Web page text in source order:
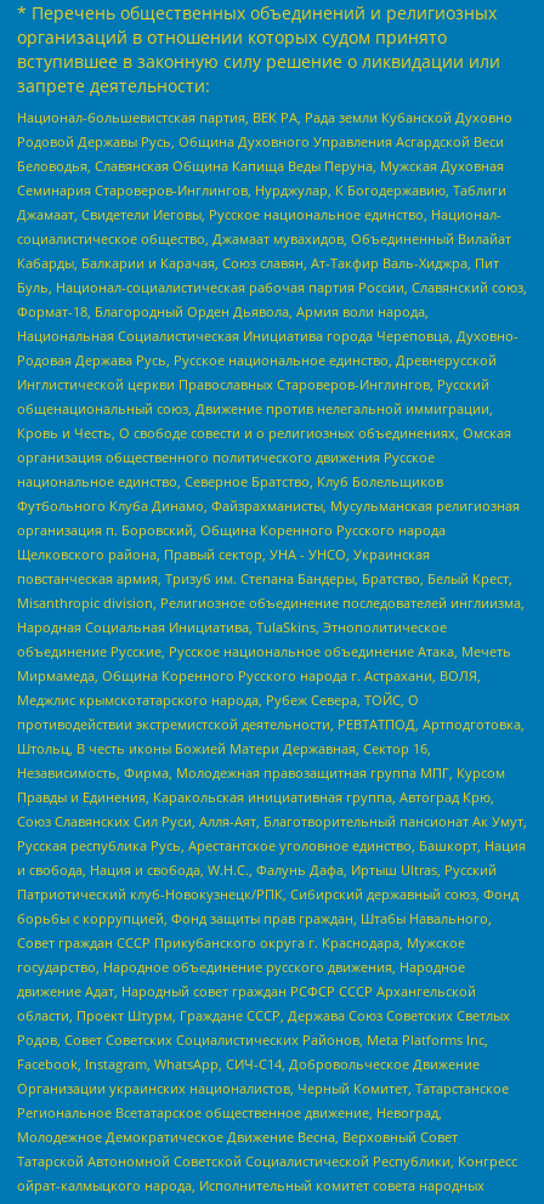
* Перечень общественных объединений и религиозных
организаций в отношении которых судом принято
вступившее в законную силу решение о ликвидации или
запрете деятельности:
Национал-большевистская партия, ВЕК РА, Рада земли Кубанской Духовно
Родовой Державы Русь, Община Духовного Управления Асгардской Веси
Беловодья, Славянская Община Капища Веды Перуна, Мужская Духовная
Семинария Староверов-Инглингов, Нурджулар, К Богодержавию, Таблиги
Джамаат, Свидетели Иеговы, Русское национальное единство, Национал-
социалистическое общество, Джамаат мувахидов, Объединенный Вилайат
Кабарды, Балкарии и Карачая, Союз славян, Ат-Такфир Валь-Хиджра, Пит
Буль, Национал-социалистическая рабочая партия России, Славянский союз,
Формат-18, Благородный Орден Дьявола, Армия воли народа,
Национальная Социалистическая Инициатива города Череповца, Духовно-
Родовая Держава Русь, Русское национальное единство, Древнерусской
Инглистической церкви Православных Староверов-Инглингов, Русский
общенациональный союз, Движение против нелегальной иммиграции,
Кровь и Честь, О свободе совести и о религиозных объединениях, Омская
организация общественного политического движения Русское
национальное единство, Северное Братство, Клуб Болельщиков
Футбольного Клуба Динамо, Файзрахманисты, Мусульманская религиозная
организация п. Боровский, Община Коренного Русского народа
Щелковского района, Правый сектор, УНА - УНСО, Украинская
повстанческая армия, Тризуб им. Степана Бандеры, Братство, Белый Крест,
Misanthropic division, Религиозное объединение последователей инглиизма,
Народная Социальная Инициатива, TulaSkins, Этнополитическое
объединение Русские, Русское национальное объединение Атака, Мечеть
Мирмамеда, Община Коренного Русского народа г. Астрахани, ВОЛЯ,
Меджлис крымскотатарского народа, Рубеж Севера, ТОЙС, О
противодействии экстремистской деятельности, РЕВТАТПОД, Артподготовка,
Штольц, В честь иконы Божией Матери Державная, Сектор 16,
Независимость, Фирма, Молодежная правозащитная группа МПГ, Курсом
Правды и Единения, Каракольская инициативная группа, Автоград Крю,
Союз Славянских Сил Руси, Алля-Аят, Благотворительный пансионат Ак Умут,
Русская республика Русь, Арестантское уголовное единство, Башкорт, Нация
и свобода, Нация и свобода, W.H.С., Фалунь Дафа, Иртыш Ultras, Русский
Патриотический клуб-Новокузнецк/РПК, Сибирский державный союз, Фонд
борьбы с коррупцией, Фонд защиты прав граждан, Штабы Навального,
Совет граждан СССР Прикубанского округа г. Краснодара, Мужское
государство, Народное объединение русского движения, Народное
движение Адат, Народный совет граждан РСФСР СССР Архангельской
области, Проект Штурм, Граждане СССР, Держава Союз Советских Светлых
Родов, Совет Советских Социалистических Районов, Meta Platforms Inc,
Facebook, Instagram, WhatsApp, СИЧ-С14, Добровольческое Движение
Организации украинских националистов, Черный Комитет, Татарстанское
Региональное Всетатарское общественное движение, Невоград,
Молодежное Демократическое Движение Весна, Верховный Совет
Татарской Автономной Советской Социалистической Республики, Конгресс
ойрат-калмыцкого народа, Исполнительный комитет совета народных